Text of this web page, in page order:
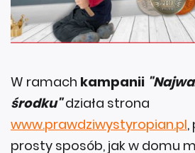
W ramach kampanii
środku"działa strona
www.prawdziwystyropian.pl,
prosty sposób, jak w domu